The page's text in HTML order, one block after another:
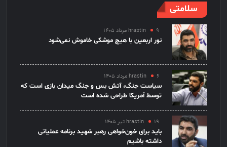
سلامتی
hrastin ۹ مرداد ۱۴۰۵
نور اربعین با هیچ موشکی خاموش نمی‌شود
hrastin ۶ مرداد ۱۴۰۵
سیاست جنگ، آتش بس و جنگ میدان بازی است که
توسط آمریکا طراحی شده است
hrastin ۱۹ تیر ۱۴۰۵
باید برای خون‌خواهی رهبر شهید برنامه عملیاتی
داشته باشیم